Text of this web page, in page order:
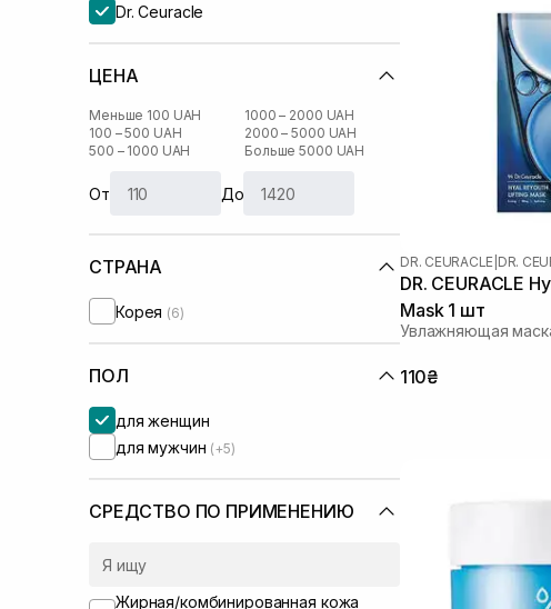
Dr. Ceuracle
ЦЕНА
Меньше 100 UAH
100 – 500 UAH
500 – 1000 UAH
1000 – 2000 UAH
2000 – 5000 UAH
Больше 5000 UAH
От До
СТРАНА
Корея (6)
ПОЛ
для женщин
для мужчин (+5)
СРЕДСТВО ПО ПРИМЕНЕНИЮ
Жирная/комбинированная кожа
DR. CEURACLE DR.
DR. CEURACLE
Mask 1 шт
Увлажняющая
110₴